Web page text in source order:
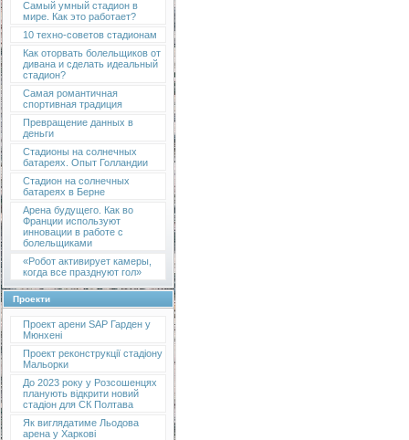
Самый умный стадион в
мире. Как это работает?
10 техно-советов стадионам
Как оторвать болельщиков от
дивана и сделать идеальный
стадион?
Самая романтичная
спортивная традиция
Превращение данных в
деньги
Стадионы на солнечных
батареях. Опыт Голландии
Стадион на солнечных
батареях в Берне
Арена будущего. Как во
Франции используют
инновации в работе с
болельщиками
«Робот активирует камеры,
когда все празднуют гол»
Проекти
Проект арени SAP Гарден у
Мюнхені
Проект реконструкції стадіону
Мальорки
До 2023 року у Розсошенцях
планують відкрити новий
стадіон для СК Полтава
Як виглядатиме Льодова
арена у Харкові